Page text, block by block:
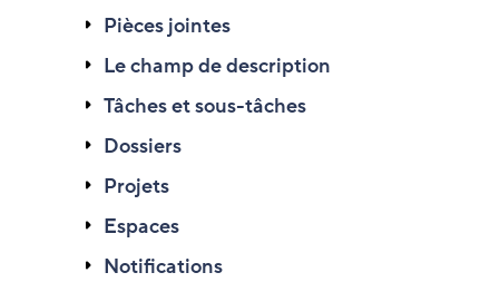
Pièces jointes
Le champ de description
Tâches et sous-tâches
Dossiers
Projets
Espaces
Notifications